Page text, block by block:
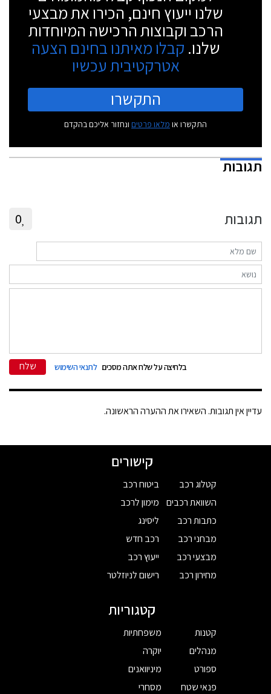
שלנו ייעוץ חינם, הכירו את מבצעי
הרכב וקבוצות הרכישה המיוחדות
שלנו. קבלו מאיתנו בחינם הצעה
אטרקטיבית עכשיו
התקשרו
התקשרו או מלאו פרטים ונחזור אליכם בהקדם
תגובות
תגובות 0
בלחיצה על שלח אתה מסכים לתנאי השימוש שלח
עדיין אין תגובות. השאירו את ההערה הראשונה.
קישורים
קטלוג רכב
השוואת רכבים
כתבות רכב
מבחני רכב
מבצעי רכב
מחירון רכב
ביטוח רכב
מימון לרכב
ליסינג
רכב חדש
ייעוץ רכב
רישום לניוזלטר
קטגוריות
קטנות
מנהלים
ספורט
פנאי שטח
משפחתיות
יוקרה
מיניוואנים
מסחרי